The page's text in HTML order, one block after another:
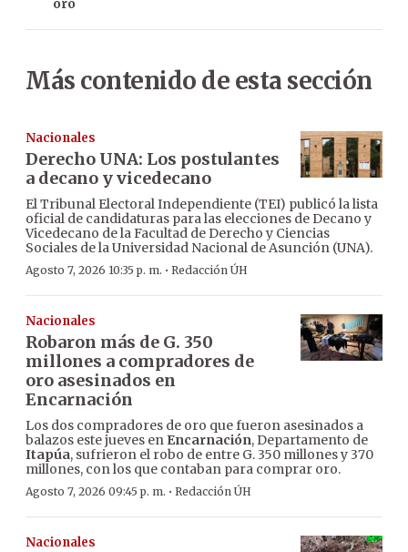
oro
Más contenido de esta sección
Nacionales
Derecho UNA: Los postulantes
a decano y vicedecano
El Tribunal Electoral Independiente (TEI) publicó la lista
oficial de candidaturas para las elecciones de Decano y
Vicedecano de la Facultad de Derecho y Ciencias
Sociales de la Universidad Nacional de Asunción (UNA).
Agosto 7, 2026 10:35 p. m. · Redacción ÚH
Nacionales
Robaron más de G. 350
millones a compradores de
oro asesinados en
Encarnación
Los dos compradores de oro que fueron asesinados a
balazos este jueves en Encarnación, Departamento de
Itapúa, sufrieron el robo de entre G. 350 millones y 370
millones, con los que contaban para comprar oro.
Agosto 7, 2026 09:45 p. m. · Redacción ÚH
Nacionales